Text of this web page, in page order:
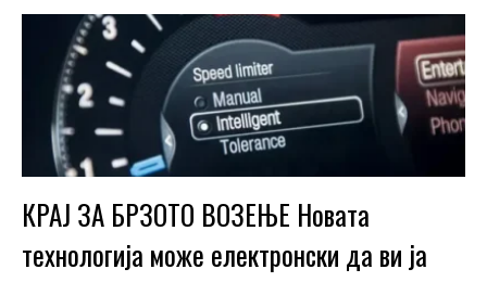
КРАЈ ЗА БРЗОТО ВОЗЕЊЕ Новата
технологија може електронски да ви ја